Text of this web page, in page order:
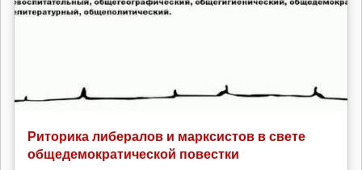
Риторика либералов и марксистов в свете
общедемократической повестки